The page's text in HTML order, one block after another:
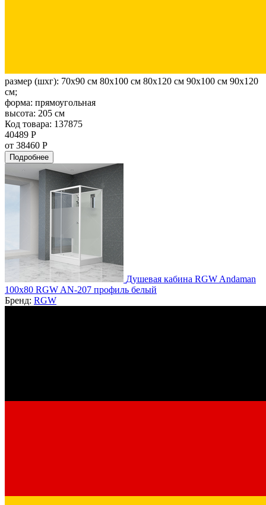
размер (шхг): 70x90 см 80x100 см 80x120 см 90x100 см 90x120
см;
форма: прямоугольная
высота: 205 см
Код товара: 137875
40489 Р
от 38460 Р
Подробнее
Душевая кабина RGW Andaman
100x80 RGW AN-207 профиль белый
Бренд: RGW